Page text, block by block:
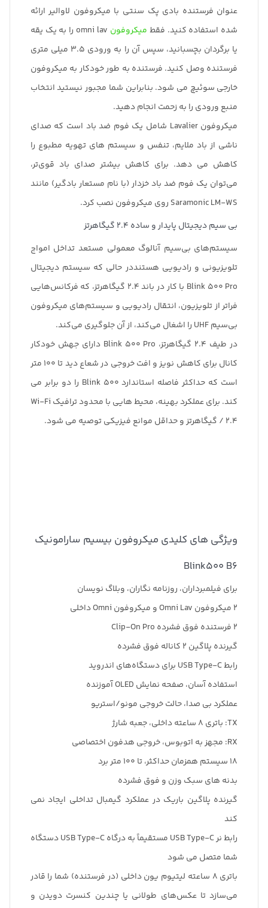
عنوان فرستنده بادی پک سنتی با میکروفون لاوالیر ارائه
شده استفاده کنید. فقط میکروفون
omni lav را به یک یقه
یا برگردان بچسبانید، سپس آن را به ورودی 3.5 میلی متری
فرستنده وصل کنید. فرستنده به طور خودکار به میکروفون
خارجی سوئیچ می شود. بنابراین شما مجبور نیستید انتخاب
منبع ورودی را به زحمت انجام دهید.
میکروفون Lavalier شامل یک فوم ضد باد است که صدای
ناشی از باد ملایم، تنفس و سیستم های تهویه مطبوع را
کاهش می دهد. برای کاهش بیشتر صدای باد قوی‌تر،
می‌توان یک فوم ضد باد خزدار (با نام مستعار بادگیر) مانند
Saramonic LM-WS روی میکروفون نصب کرد.
بی سیم دیجیتال پایدار و ساده 2.4 گیگاهرتز
سیستم‌های بی‌سیم آنالوگ معمولی مستعد تداخل امواج
تلویزیونی و رادیویی هستنددر حالی که سیستم دیجیتال
Blink 500 Pro با کار در باند 2.4 گیگاهرتز، که فرکانس‌هایی
فراتر از تلویزیون، انتقال رادیویی و سیستم‌های میکروفون
بی‌سیم UHF را اشغال می‌کند، از آن جلوگیری می‌کند.
در طیف 2.4 گیگاهرتز، Blink 500 Pro دارای جهش خودکار
کانال برای کاهش نویز و افت خروجی در شعاع دید تا 100 متر
است که حداکثر فاصله استاندارد Blink 500 را دو برابر می
کند. برای عملکرد بهینه، محیط هایی با محدود ترافیک Wi-Fi
/ 2.4 گیگاهرتز و حداقل موانع فیزیکی توصیه می شود.
ویژگی های کلیدی میکروفون بیسیم سارامونیک
Blink500 B6
برای فیلمبرداران، روزنامه نگاران، وبلاگ نویسان
2 میکروفون Omni Lav و میکروفون Omni داخلی
2 فرستنده فوق فشرده Clip-On Pro
گیرنده پلاگین 2 کاناله فوق فشرده
رابط USB Type-C برای دستگاه‌های اندروید
استفاده آسان، صفحه نمایش OLED آموزنده
عملکرد بی صدا، حالت خروجی مونو/استریو
TX: باتری 8 ساعته داخلی، جعبه شارژ
RX: مجهز به اتوبوس، خروجی هدفون اختصاصی
18 سیستم همزمان حداکثر، تا 100 متر برد
بدنه های سبک وزن و فوق فشرده
گیرنده پلاگین باریک در عملکرد گیمبال تداخلی ایجاد نمی
کند
رابط نر USB Type-C مستقیماً به درگاه USB Type-C دستگاه
شما متصل می شود
باتری 8 ساعته لیتیوم یون داخلی (در فرستنده) شما را قادر
می‌سازد تا عکس‌های طولانی یا چندین کنسرت دویدن و